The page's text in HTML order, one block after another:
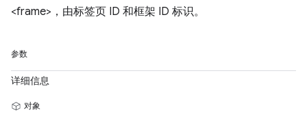
<frame>，由标签页 ID 和框架 ID 标识。
参数
详细信息
对象